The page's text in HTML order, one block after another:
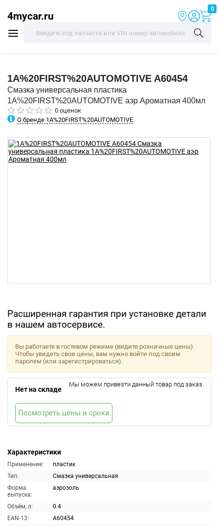
4mycar.ru
0
1A%20FIRST%20AUTOMOTIVE A60454
Смазка универсальная пластика
1A%20FIRST%20AUTOMOTIVE аэр Ароматная 400мл
0 оценок
О бренде 1A%20FIRST%20AUTOMOTIVE
Расширенная гарантия при установке детали
в нашем автосервисе.
Характеристики
Применение:
пластик
Тип:
Смазка универсальная
Форма
выпуска:
аэрозоль
Объём, л:
0.4
EAN-13:
A60454
Вы работаете в гостевом режиме (видите розничные цены).
Чтобы увидеть свои цены, вам нужно войти под своим
паролем (или зарегистрироваться).
Нет на складе
Мы можем привезти данный товар под заказ.
Посмотреть цены и сроки